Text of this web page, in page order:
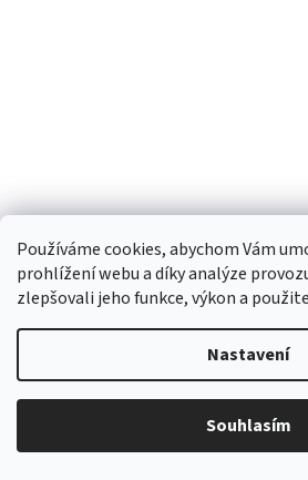
Používáme cookies, abychom Vám
prohlížení webu a díky analýze
zlepšovali jeho funkce, výkon a
Nastavení
Souhlasím